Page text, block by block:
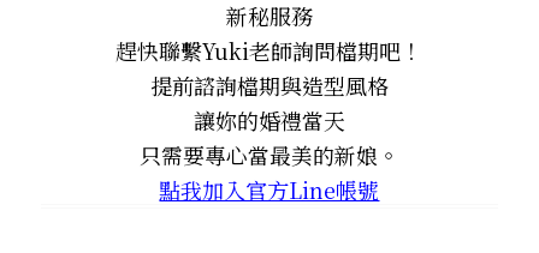
新秘服務
趕快聯繫Yuki老師詢問檔期吧！
提前諮詢檔期與造型風格
讓妳的婚禮當天
只需要專心當最美的新娘。
點我加入官方Line帳號